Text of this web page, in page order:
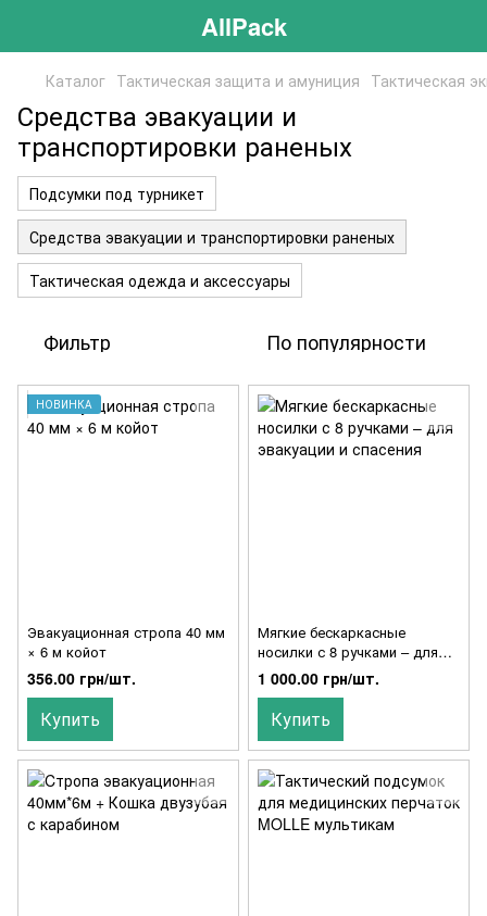
AllPack
Каталог Тактическая защита и амуниция Тактическая
Средства эвакуации и
транспортировки раненых
Подсумки под турникет
Средства эвакуации и транспортировки раненых
Тактическая одежда и аксессуары
Фильтр По популярности
НОВИНКА
Эвакуационная стропа 40 мм
× 6 м койот
356.00 грн/шт.
Купить
Мягкие бескаркасные
носилки с 8 ручками – для
эвакуации и спасения
1 000.00 грн/шт.
Купить